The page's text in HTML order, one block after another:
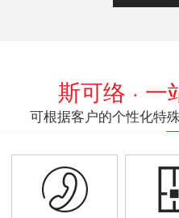
斯可络 · 一
可根据客户的个性化特